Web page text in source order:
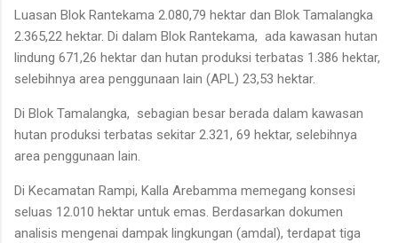
Luasan Blok Rantekama 2.080,79 hektar dan Blok Tamalangka
2.365,22 hektar. Di dalam Blok Rantekama, ada kawasan hutan
lindung 671,26 hektar dan hutan produksi terbatas 1.386 hektar,
selebihnya area penggunaan lain (APL) 23,53 hektar.
Di Blok Tamalangka, sebagian besar berada dalam kawasan
hutan produksi terbatas sekitar 2.321, 69 hektar, selebihnya
area penggunaan lain.
Di Kecamatan Rampi, Kalla Arebamma memegang konsesi
seluas 12.010 hektar untuk emas. Berdasarkan dokumen
analisis mengenai dampak lingkungan (amdal), terdapat tiga